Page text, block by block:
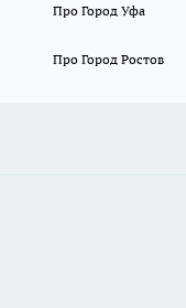
Про Город Уфа
Про Город Ростов